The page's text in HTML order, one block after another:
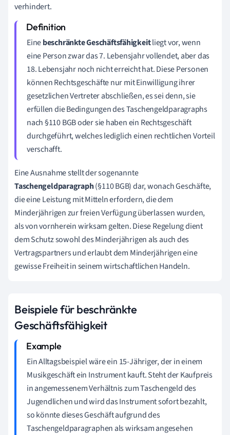
verhindert.
Einebeschränkte Geschäftsfähigkeitliegt vor, wenn
eine Person zwar das 7. Lebensjahr vollendet, aber das
18. Lebensjahr noch nicht erreicht hat. Diese Personen
können Rechtsgeschäfte nur mit Einwilligung ihrer
gesetzlichen Vertreter abschließen, es sei denn, sie
erfüllen die Bedingungen des Taschengeldparagraphs
nach §110 BGB oder sie haben ein Rechtsgeschäft
durchgeführt, welches lediglich einen rechtlichen Vorteil
verschafft.
Eine Ausnahme stellt der sogenannte
Taschengeldparagraph(§110 BGB) dar, wonach Geschäfte,
die eine Leistung mit Mitteln erfordern, die dem
Minderjährigen zur freien Verfügung überlassen wurden,
als von vornherein wirksam gelten. Diese Regelung dient
dem Schutz sowohl des Minderjährigen als auch des
Vertragspartners und erlaubt dem Minderjährigen eine
gewisse Freiheit in seinem wirtschaftlichen Handeln.
Beispiele für beschränkte
Geschäftsfähigkeit
Ein Alltagsbeispiel wäre ein 15-Jähriger, der in einem
Musikgeschäft ein Instrument kauft. Steht der Kaufpreis
in angemessenem Verhältnis zum Taschengeld des
Jugendlichen und wird das Instrument sofort bezahlt,
so könnte dieses Geschäft aufgrund des
Taschengeldparagraphen als wirksam angesehen